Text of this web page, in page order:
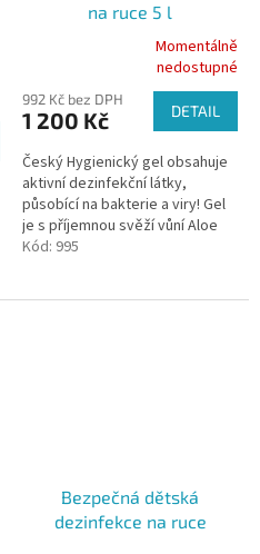
na ruce 5 l
produktu
je
z
5
hvězdiček.
Momentálně
nedostupné
992 Kč bez DPH
1 200 Kč DETAIL
Český Hygienický gel obsahuje
aktivní dezinfekční látky,
působící na bakterie a viry! Gel
je s příjemnou svěží vůní Aloe
vera.
Kód: 995
Bezpečná dětská
dezinfekce na ruce